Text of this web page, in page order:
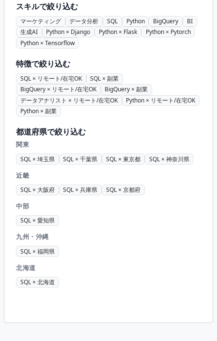
スキルで絞り込む
マーケティング データ分析 SQL Python BigQuery
BI
生成AI
Python × Django Python × Flask
Python × Pytorch
Python × Tensorflow
特徴で絞り込む
SQL × リモート/在宅OK
SQL × 副業
BigQuery × リモート/在宅OK
BigQuery × 副業
データアナリスト × リモート/在宅OK
Python × リモート/在宅OK
Python × 副業
都道府県で絞り込む
関東
SQL × 埼玉県 SQL × 千葉県 SQL × 東京都 SQL × 神奈川県
近畿
SQL × 大阪府 SQL × 兵庫県 SQL × 京都府
中部
SQL × 愛知県
九州・沖縄
SQL × 福岡県
北海道
SQL × 北海道